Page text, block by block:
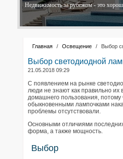
Недвижимость за рубежом - это
Главная / Освещение / Выбор
Выбор светодиодной
21.05.2018 09:29
С появлением на рынке
люди не знают как правильно их
домашнего пользования, потому
обыкновенными лампочками
проблемы отсутствовали.
Основными отличиями
форма, а также мощность.
Выбор